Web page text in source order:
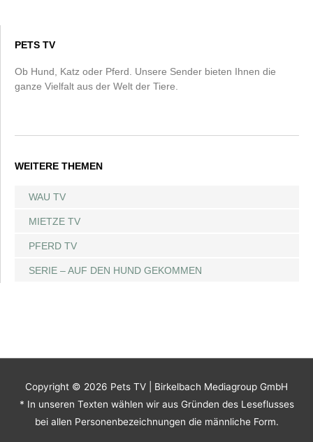
PETS TV
Ob Hund, Katz oder Pferd. Unsere Sender bieten Ihnen die
ganze Vielfalt aus der Welt der Tiere.
WEITERE THEMEN
WAU TV
MIETZE TV
PFERD TV
SERIE – AUF DEN HUND GEKOMMEN
Copyright © 2026 Pets TV | Birkelbach Mediagroup GmbH
* In unseren Texten wählen wir aus Gründen des Leseflusses
bei allen Personenbezeichnungen die männliche Form.